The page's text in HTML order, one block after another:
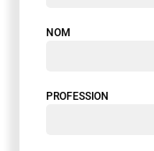
NOM
PROFESSION